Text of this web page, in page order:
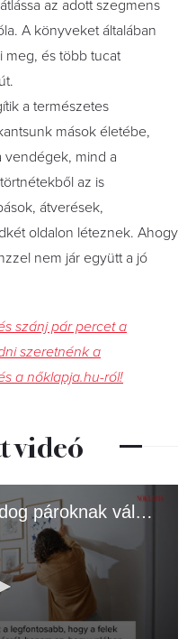
az adott szegmens
A könyveket általában
meg, és több tucat
a természetes
mások életébe,
vendégek, mind a
az is
átverések,
oldalon léteznek. Ahogy
nem jár együtt a jó
szánj pár percet a
szeretnénk a
a nőklapja.hu-ról!
videó
5 kérdés, amire a boldog pároknak válaszolnia kell